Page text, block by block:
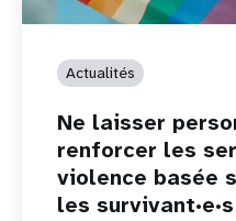
Actualités
Ne laisser
renforcer les
violence basée
les